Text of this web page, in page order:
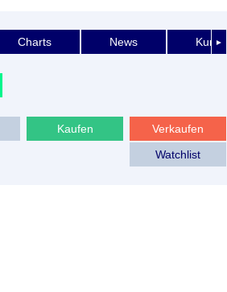
►
Charts News
Verkaufen
Kaufen
Watchlist